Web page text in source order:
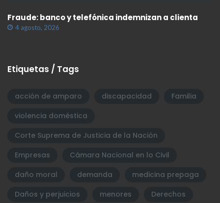
Fraude: banco y telefónica indemnizan a clienta
4 agosto, 2026
Etiquetas / Tags
acción de amparo discapacidad
Familia
violencia doméstica
Corte Suprema de Justicia de la Nación
Empresas
Cámara Nacional en lo Civil
daño moral
demanda
medicina prepaga
Daños y perjuicios
menores
Derechos